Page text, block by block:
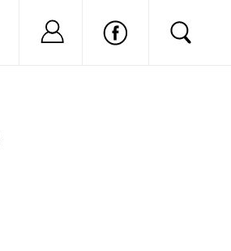
Nu ai cont?